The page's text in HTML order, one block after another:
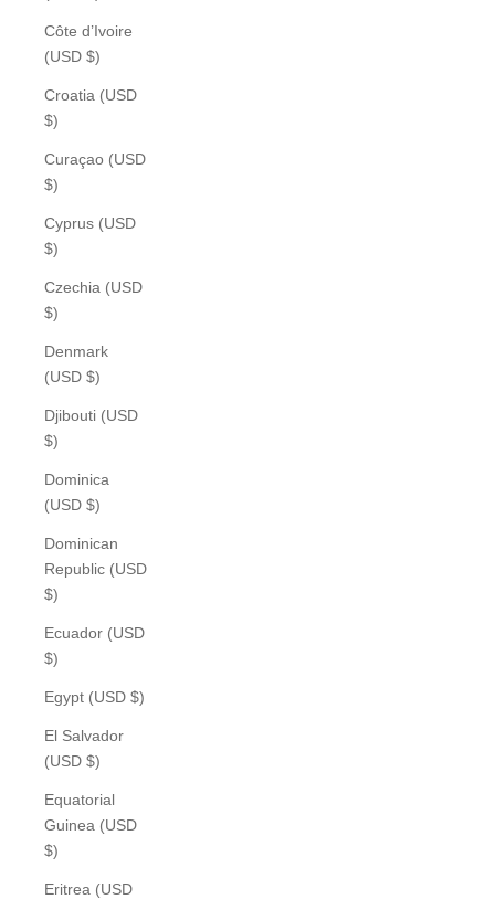
Côte d’Ivoire
(USD $)
Croatia (USD
$)
Curaçao (USD
$)
Cyprus (USD
$)
Czechia (USD
$)
Denmark
(USD $)
Djibouti (USD
$)
Dominica
(USD $)
Dominican
Republic (USD
$)
Ecuador (USD
$)
Egypt (USD $)
El Salvador
(USD $)
Equatorial
Guinea (USD
$)
Eritrea (USD